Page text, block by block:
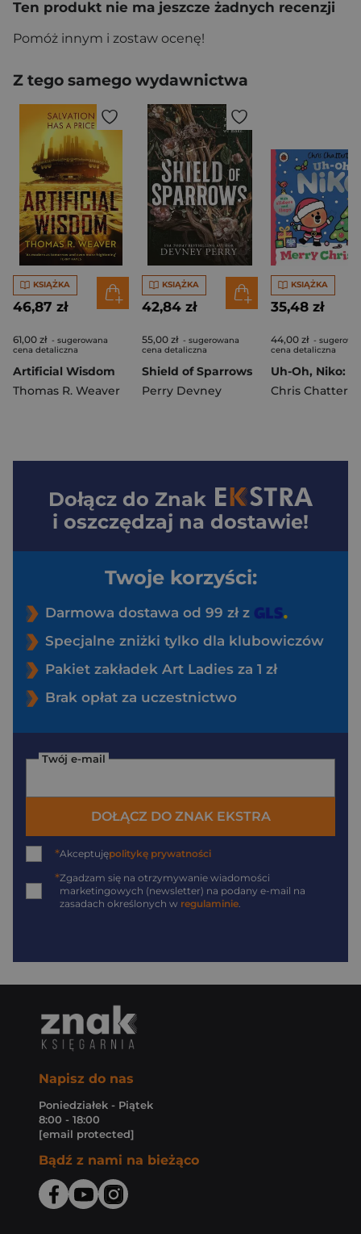
Ten produkt nie ma jeszcze żadnych recenzji
Pomóż innym i zostaw ocenę!
Z tego samego wydawnictwa
KSIĄŻKA
46,87 zł
61,00 zł - sugerowana
cena detaliczna
Artificial Wisdom
Thomas R. Weaver
KSIĄŻKA
42,84 zł
55,00 zł - sugerowana
cena detaliczna
Shield of Sparrows
Perry Devney
KSIĄŻKA
35,48 zł
44,00 zł -
cena detaliczna
Chris
Dołącz do Znak
i oszczędzaj na dostawie!
Twoje korzyści:
Darmowa dostawa od 99 zł z
Specjalne zniżki tylko dla klubowiczów
Pakiet zakładek Art Ladies za 1 zł
Brak opłat za uczestnictwo
Twój e-mail
DOŁĄCZ DO ZNAK EKSTRA
*Akceptujępolitykę prywatności
*Zgadzam się na otrzymywanie wiadomości
marketingowych (newsletter) na podany e-mail na
zasadach określonych w regulaminie
Napisz do nas
Poniedziałek - Piątek
8:00 - 18:00
[email protected]
Bądź z nami na bieżąco